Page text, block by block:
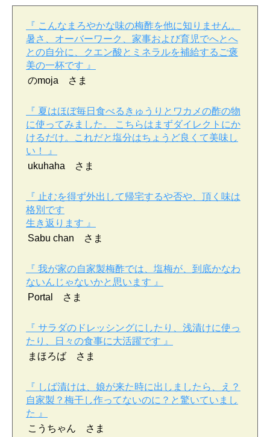
『 こんなまろやかな味の梅酢を他に知りません。
暑さ、オーバーワーク、家事および育児でへとへ
との自分に、クエン酸とミネラルを補給するご褒
美の一杯です 』
のmoja さま
『 夏はほぼ毎日食べるきゅうりとワカメの酢の物
に使ってみました。 こちらはまずダイレクトにか
けるだけ。これだと塩分はちょうど良くて美味し
い！ 』
ukuhaha さま
『 止むを得ず外出して帰宅するや否や、頂く味は
格別です
生き返ります 』
Sabu chan さま
『 我が家の自家製梅酢では、塩梅が、到底かなわ
ないんじゃないかと思います 』
Portal さま
『 サラダのドレッシングにしたり、浅漬けに使っ
たり、日々の食事に大活躍です 』
まほろば さま
『 しば漬けは、娘が来た時に出しましたら、え？
自家製？梅干し作ってないのに？と驚いていまし
た 』
こうちゃん さま